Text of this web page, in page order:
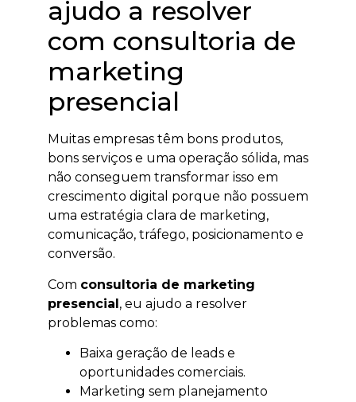
ajudo a resolver
com consultoria de
marketing
presencial
Muitas empresas têm bons produtos,
bons serviços e uma operação sólida, mas
não conseguem transformar isso em
crescimento digital porque não possuem
uma estratégia clara de marketing,
comunicação, tráfego, posicionamento e
conversão.
Com consultoria de marketing
presencial, eu ajudo a resolver
problemas como:
Baixa geração de leads e
oportunidades comerciais.
Marketing sem planejamento